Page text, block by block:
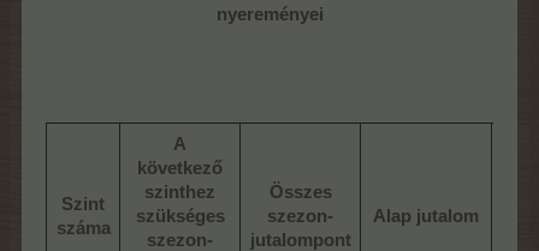
nyereményei
Szint
száma
A
következő
szinthez
szükséges
szezon-
Összes
szezon-
jutalompont
Alap jutalom